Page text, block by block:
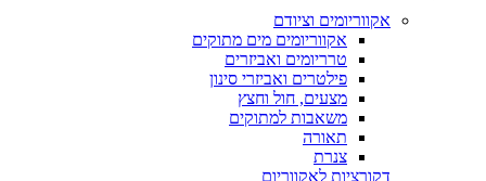
אקווריומים וציודם
אקווריומים מים מתוקים
טרריומים ואביזרים
פילטרים ואביזרי סינון
מצעים, חול וחצץ
משאבות למתוקים
תאורה
צנרת
דקורציות לאקווריום